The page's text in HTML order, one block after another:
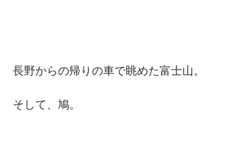
長野からの帰りの車で眺めた富士山。
そして、鳩。